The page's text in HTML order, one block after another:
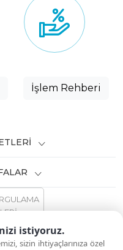
istiyoruz.
sizin ihtiyaçlarınıza özel
İşlem Rehberi